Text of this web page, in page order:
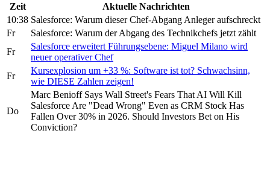
Zeit
Aktuelle Nachrichten
10:38 Salesforce: Warum dieser Chef-Abgang Anleger aufschreckt
Fr
Salesforce: Warum der Abgang des Technikchefs jetzt zählt
Fr
Salesforce erweitert Führungsebene: Miguel Milano wird
neuer operativer Chef
Fr
Kursexplosion um +33 %: Software ist tot? Schwachsinn,
wie DIESE Zahlen zeigen!
Do
Marc Benioff Says Wall Street's Fears That AI Will Kill
Salesforce Are "Dead Wrong" Even as CRM Stock Has
Fallen Over 30% in 2026. Should Investors Bet on His
Conviction?